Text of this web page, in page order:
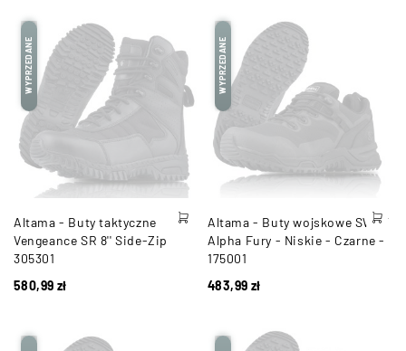
WYPRZEDANE
Altama - Buty taktyczne
Vengeance SR 8'' Side-Zip
305301
580,99 zł
WYPRZEDANE
Altama - Buty wojskowe SWAT
Alpha Fury - Niskie - Czarne -
175001
483,99 zł